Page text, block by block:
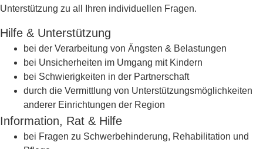
Unterstützung zu all Ihren individuellen Fragen.
Hilfe & Unterstützung
bei der Verarbeitung von Ängsten & Belastungen
bei Unsicherheiten im Umgang mit Kindern
bei Schwierigkeiten in der Partnerschaft
durch die Vermittlung von Unterstützungsmöglichkeiten
anderer Einrichtungen der Region
Information, Rat & Hilfe
bei Fragen zu Schwerbehinderung, Rehabilitation und